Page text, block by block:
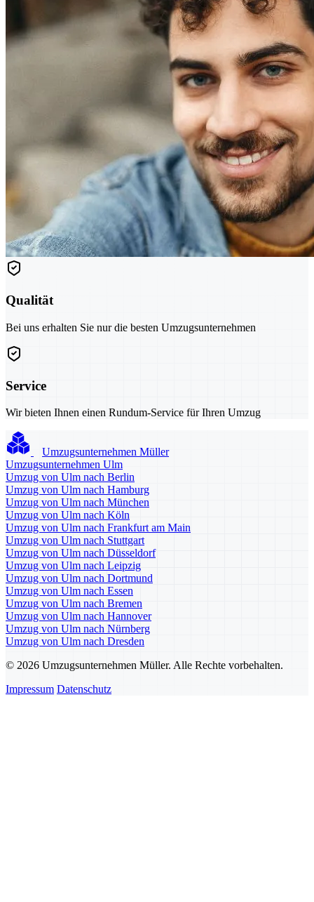
Qualität
Bei uns erhalten Sie nur die besten Umzugsunternehmen
Service
Wir bieten Ihnen einen Rundum-Service für Ihren Umzug
Umzugsunternehmen Müller
Umzugsunternehmen Ulm
Umzug von Ulm nach Berlin
Umzug von Ulm nach Hamburg
Umzug von Ulm nach München
Umzug von Ulm nach Köln
Umzug von Ulm nach Frankfurt am Main
Umzug von Ulm nach Stuttgart
Umzug von Ulm nach Düsseldorf
Umzug von Ulm nach Leipzig
Umzug von Ulm nach Dortmund
Umzug von Ulm nach Essen
Umzug von Ulm nach Bremen
Umzug von Ulm nach Hannover
Umzug von Ulm nach Nürnberg
Umzug von Ulm nach Dresden
© 2026 Umzugsunternehmen Müller. Alle Rechte vorbehalten.
Impressum Datenschutz